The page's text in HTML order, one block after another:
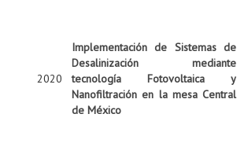
2020
Implementación de Sistemas de
Desalinización mediante
tecnología Fotovoltaica y
Nanofiltración en la mesa Central
de México